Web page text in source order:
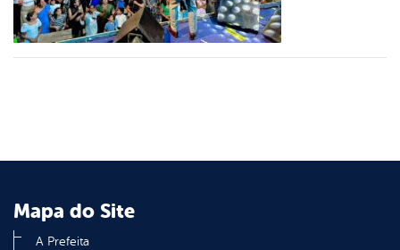
Mapa do Site
A Prefeita